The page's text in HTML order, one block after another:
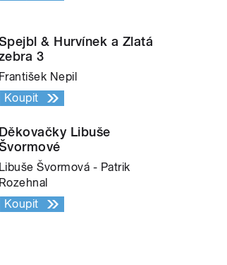
& Hurvínek a Zlatá
3
František Nepil
Koupit
Děkovačky Libuše
Libuše Švormová - Patrik
Rozehnal
Koupit